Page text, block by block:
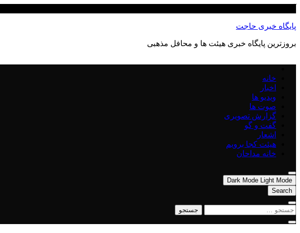
content
پایگاه خبری حاجت
بروزترین پایگاه‌ خبری هیئت ها و محافل مذهبی
خانه
اخبار
ویدیو ها
صوت ها
گزارش تصویری
گفت و گو
اشعار
هیئت کجا برویم
خانه مداحان
Dark Mode Light Mode
Search
جستجو